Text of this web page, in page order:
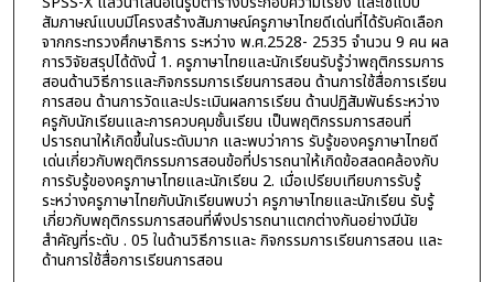
สัมภาษณ์แบบมีโครงสร้างสัมภาษณ์ครูภาษาไทยดีเด่นที่ได้รับคัดเลือก
จากกระทรวงศึกษาธิการ ระหว่าง พ.ศ.2528- 2535 จำนวน 9 คน ผล
การวิจัยสรุปได้ดังนี้ 1. ครูภาษาไทยและนักเรียนรับรู้ว่าพฤติกรรมการ
สอนด้านวิธีการและกิจกรรมการเรียนการสอน ด้านการใช้สื่อการเรียน
การสอน ด้านการวัดและประเมินผลการเรียน ด้านปฏิสัมพันธ์ระหว่าง
ครูกับนักเรียนและการควบคุมชั้นเรียน เป็นพฤติกรรมการสอนที่
ปรารถนาให้เกิดขึ้นในระดับมาก และพบว่าการ รับรู้ของครูภาษาไทยดี
เด่นเกี่ยวกับพฤติกรรมการสอนข้อที่ปรารถนาให้เกิดข้อสลดคล้องกับ
การรับรู้ของครูภาษาไทยและนักเรียน 2. เมื่อเปรียบเทียบการรับรู้
ระหว่างครูภาษาไทยกับนักเรียนพบว่า ครูภาษาไทยและนักเรียน รับรู้
เกี่ยวกับพฤติกรรมการสอนที่พึงปรารถนาแตกต่างกันอย่างมีนัย
สำคัญที่ระดับ . 05 ในด้านวิธีการและ กิจกรรมการเรียนการสอน และ
ด้านการใช้สื่อการเรียนการสอน